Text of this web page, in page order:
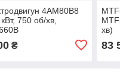
4АМ80В8
750 об/хв,
₴
хв)
83